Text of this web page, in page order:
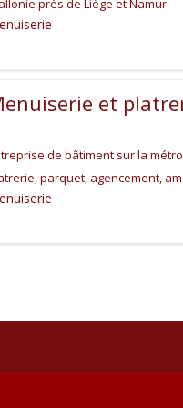
près de Liège et Namur
et
de bâtiment sur la
parquet, agencement,